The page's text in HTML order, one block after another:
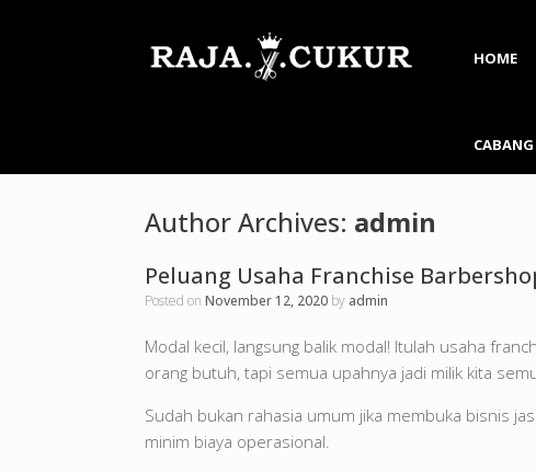
HOME
CABANG
Author Archives: admin
Peluang Usaha Franchise
Posted on November 12, 2020 by admin
Modal kecil, langsung balik modal! Itulah usaha
orang butuh, tapi semua upahnya jadi milik kita
Sudah bukan rahasia umum jika membuka bisnis
minim biaya operasional.